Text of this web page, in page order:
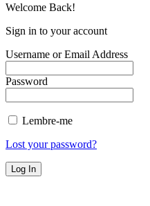
Welcome Back!
Sign in to your account
Username or Email Address
Password
Lembre-me
Lost your password?